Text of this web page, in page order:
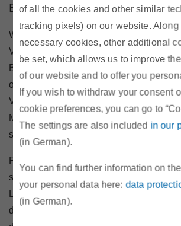
of all the cookies and other similar
tracking pixels) on our website.
necessary cookies, other additional
be set, which allows us to improve
of our website and to offer you
If you wish to withdraw your consent
cookie preferences, you can go to
The settings are also included in our
(in German).
You can find further information on
your personal data here:data
(in German).
Ersatzversorgung mit Energie
Wird ein für die Versorgung von
Vertragsverhältnis gekündigt (zB
Bilanzierungsstelle und
oder zwischen
Versorger), so ist dies der
Marktgebietsmanager und den
sofortiger Wirkung mitzuteilen.
Für jedes Netzgebiet der
sich betroffene Kund:innen befinden,
diese zuzuordnen sind. Sollte ein